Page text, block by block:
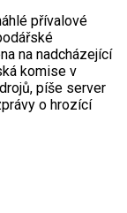
přívalové
na nadcházející
komise v
píše server
o hrozící